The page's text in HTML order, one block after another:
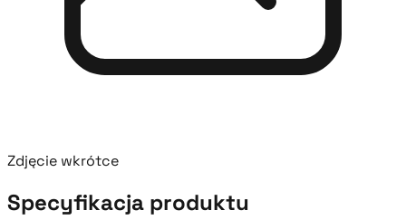
Zdjęcie wkrótce
Specyfikacja produktu